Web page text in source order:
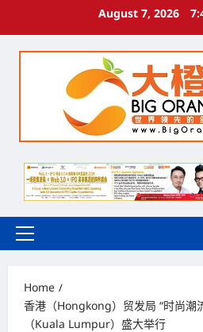
August 7, 2026
Primary
Home
香港（Hongkong）贸发局 “时尚潮
（Kuala Lumpur）盛大举行